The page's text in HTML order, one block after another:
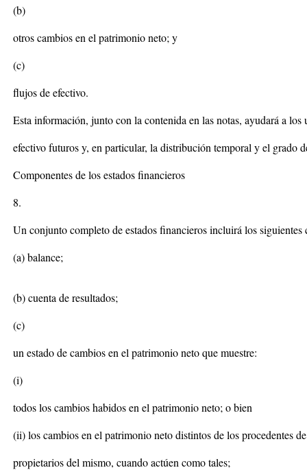
(b)
otros cambios en el patrimonio neto; y
(c)
flujos de efectivo.
Esta información, junto con la contenida en las notas, ayudará a
efectivo futuros y, en particular, la distribución temporal y el grado
Componentes de los estados financieros
8.
Un conjunto completo de estados financieros incluirá los siguientes
(a) balance;
(b) cuenta de resultados;
(c)
un estado de cambios en el patrimonio neto que muestre:
(i)
todos los cambios habidos en el patrimonio neto; o bien
(ii) los cambios en el patrimonio neto distintos de los procedentes
propietarios del mismo, cuando actúen como tales;